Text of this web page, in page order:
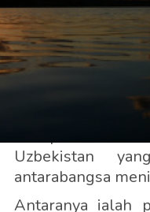
Uzbekistan
antarabangsa
Antaranya ialah